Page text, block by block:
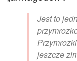
Jest to
jeszcze